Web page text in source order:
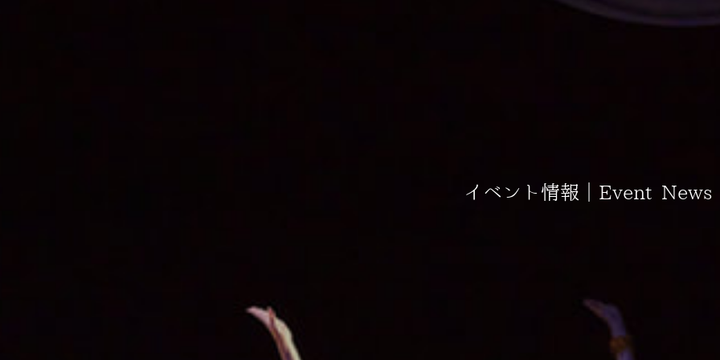
イベント情報｜Event News